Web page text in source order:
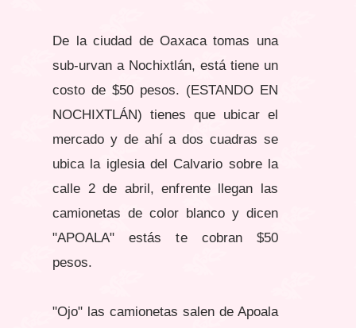
De la ciudad de Oaxaca tomas una
sub-urvan a Nochixtlán, está tiene un
costo de $50 pesos. (ESTANDO EN
NOCHIXTLÁN) tienes que ubicar el
mercado y de ahí a dos cuadras se
ubica la iglesia del Calvario sobre la
calle 2 de abril, enfrente llegan las
camionetas de color blanco y dicen
"APOALA" estás te cobran $50
pesos.
"Ojo" las camionetas salen de Apoala